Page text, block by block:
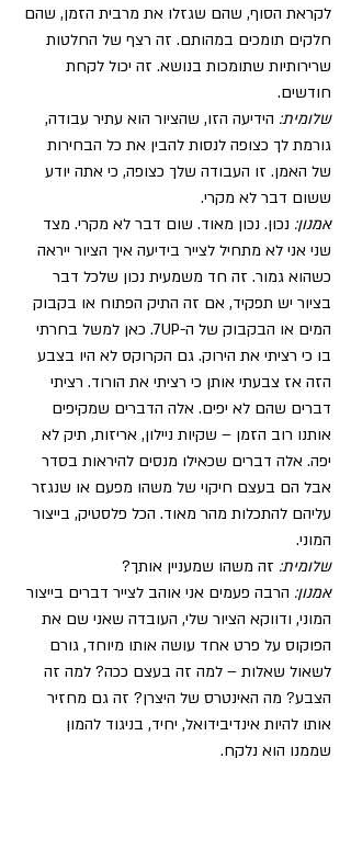
לקראת הסוף, שהם שגזלו את מרבית הזמן, שהם
חלקים תומכים במהותם. זה רצף של החלטות
שרירותיות שתומכות בנושא. זה יכול לקחת
חודשים.
שלומית: הידיעה הזו, שהציור הוא עתיר עבודה,
גורמת לך כצופה לנסות להבין את כל הבחירות
של האמן. זו העבודה שלך כצופה, כי אתה יודע
ששום דבר לא מקרי.
אמנון: נכון. נכון מאוד. שום דבר לא מקרי. מצד
שני אני לא מתחיל לצייר בידיעה איך הציור ייראה
כשהוא גמור. זה חד משמעית נכון שלכל דבר
בציור יש תפקיד, אם זה התיק הפתוח או בקבוק
המים או הבקבוק של ה-7UP. כאן למשל בחרתי
בו כי רציתי את הירוק. גם הקרוקס לא היו בצבע
הזה אז צבעתי אותן כי רציתי את הורוד. רציתי
דברים שהם לא יפים. אלה הדברים שמקיפים
אותנו רוב הזמן – שקיות ניילון, אריזות, תיק לא
יפה. אלה דברים שכאילו מנסים להיראות בסדר
אבל הם בעצם חיקוי של משהו מפעם או שנגזר
עליהם להתכלות מהר מאוד. הכל פלסטיק, בייצור
המוני.
שלומית: זה משהו שמעניין אותך?
אמנון: הרבה פעמים אני אוהב לצייר דברים בייצור
המוני, ודווקא הציור שלי, העובדה שאני שם את
הפוקוס על פרט אחד עושה אותו מיוחד, גורם
לשאול שאלות – למה זה בעצם ככה? למה זה
הצבע? מה האינטרס של היצרן? זה גם מחזיר
אותו להיות אינדיבידואל, יחיד, בניגוד להמון
שממנו הוא נלקח.